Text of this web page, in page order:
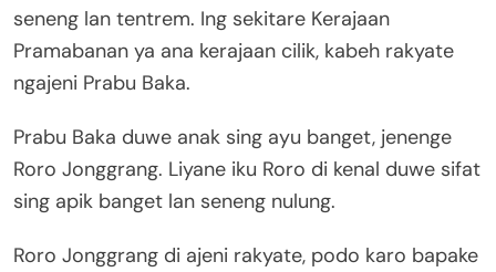
seneng lan tentrem. Ing sekitare Kerajaan
Pramabanan ya ana kerajaan cilik, kabeh rakyate
ngajeni Prabu Baka.
Prabu Baka duwe anak sing ayu banget, jenenge
Roro Jonggrang. Liyane iku Roro di kenal duwe sifat
sing apik banget lan seneng nulung.
Roro Jonggrang di ajeni rakyate, podo karo bapake